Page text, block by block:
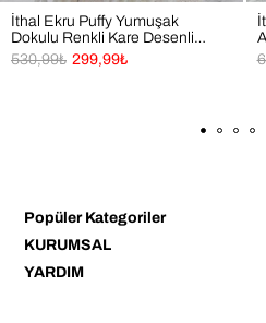
İthal Ekru Puffy Yumuşak
Dokulu Renkli Kare Desenli
Atkı Şal Omuz Şalı
299,99₺
530,99₺
Popüler Kategoriler
KURUMSAL
YARDIM